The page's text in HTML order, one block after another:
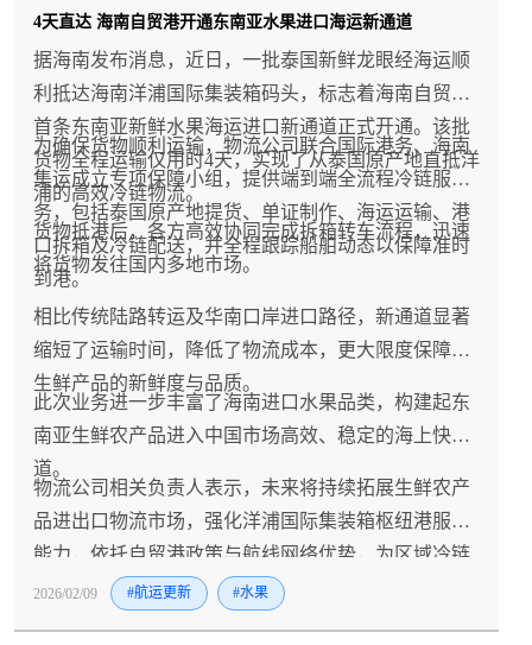
4天直达 海南自贸港开通东南亚水果进口海运新通道
据海南发布消息，近日，一批泰国新鲜龙眼经海运顺
利抵达海南洋浦国际集装箱码头，标志着海南自贸港
首条东南亚新鲜水果海运进口新通道正式开通。该批
货物全程运输仅用时4天，实现了从泰国原产地直抵洋
浦的高效冷链物流。
为确保货物顺利运输，物流公司联合国际港务、海南
集运成立专项保障小组，提供端到端全流程冷链服
务，包括泰国原产地提货、单证制作、海运运输、港
口拆箱及冷链配送，并全程跟踪船舶动态以保障准时
到港。
货物抵港后，各方高效协同完成拆箱转车流程，迅速
将货物发往国内多地市场。
相比传统陆路转运及华南口岸进口路径，新通道显著
缩短了运输时间，降低了物流成本，更大限度保障了
生鲜产品的新鲜度与品质。
此次业务进一步丰富了海南进口水果品类，构建起东
南亚生鲜农产品进入中国市场高效、稳定的海上快车
道。
物流公司相关负责人表示，未来将持续拓展生鲜农产
品进出口物流市场，强化洋浦国际集装箱枢纽港服务
能力，依托自贸港政策与航线网络优势，为区域冷链
物流发展和消费市场升级注入新动能。
2026/02/09 #航运更新 #水果